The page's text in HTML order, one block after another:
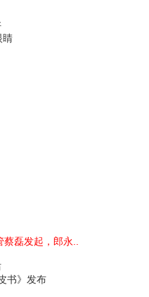
睛
磊发起，郎永..
书》发布